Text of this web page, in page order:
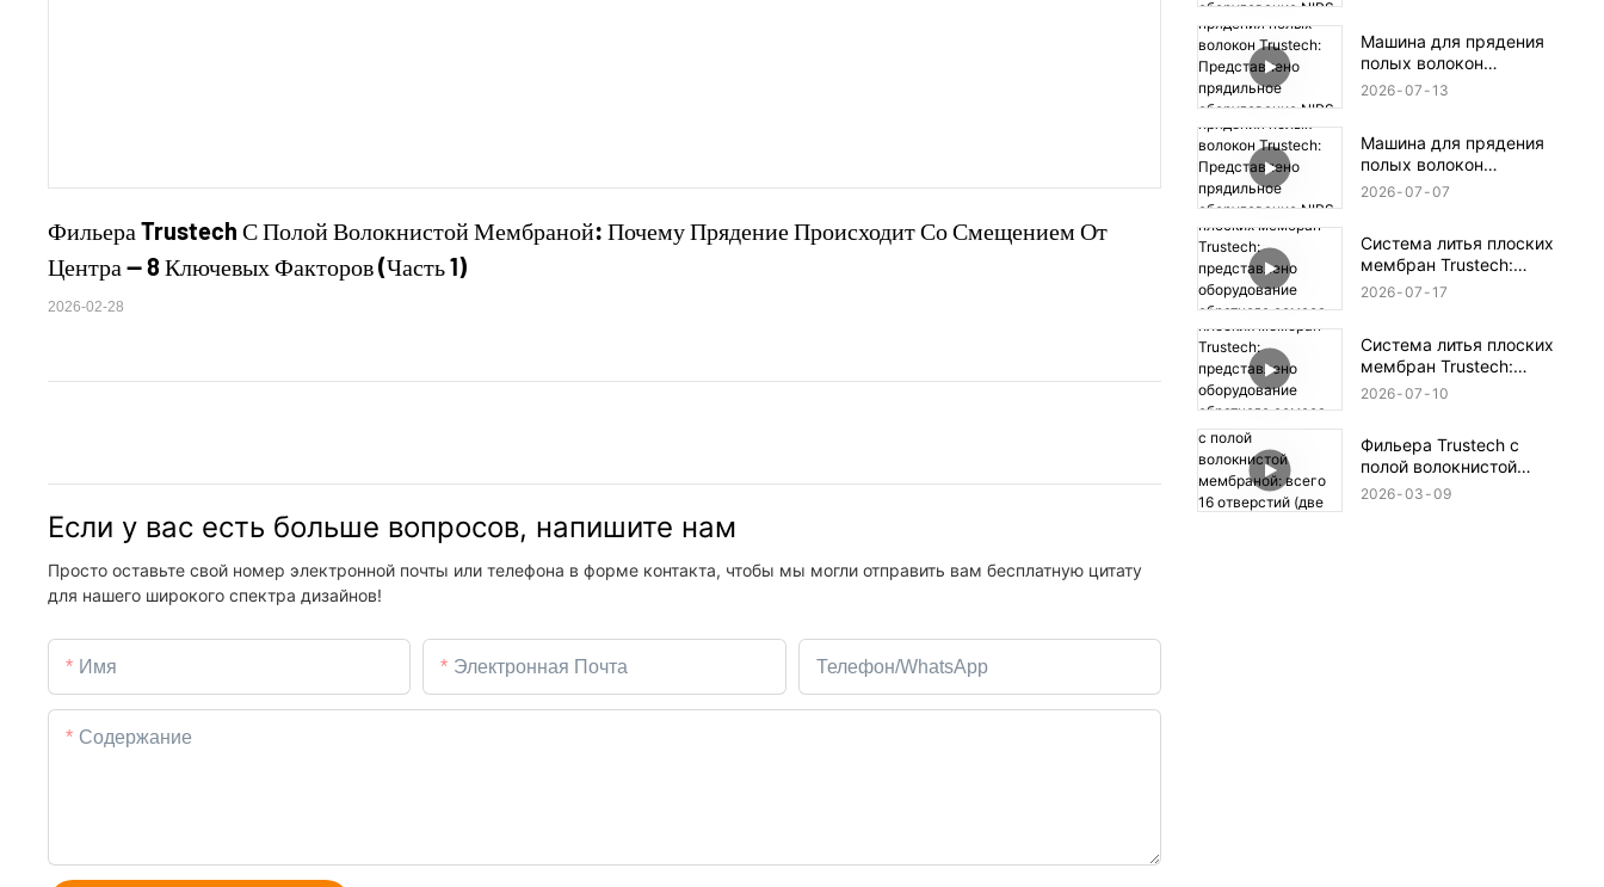
Фильера Trustech С Полой Волокнистой Мембраной: Почему Прядение Происходит Со Смещением От
Центра — 8 Ключевых Факторов (Часть 1)
2026-02-28
Если у вас есть больше вопросов, напишите нам
Просто оставьте свой номер электронной почты или телефона в форме контакта, чтобы мы могли отправить вам бесплатную цитату
для нашего широкого спектра дизайнов!
Имя Электронная Почта Телефон/WhatsApp
Содержание
оборудование NIPS (17)
Машина для прядения
полых волокон
Trustech:
оборудование NIPS
(16)
2026 07 13
Машина для прядения
полых волокон
Trustech:
оборудование NIPS
(15)
2026 07 07
Система литья плоских
мембран Trustech:
представлено
2026 07 17
Система литья плоских
мембран Trustech:
представлено
2026 07 10
Фильера Trustech с
полой волокнистой
мембраной: всего 16
2026 03 09